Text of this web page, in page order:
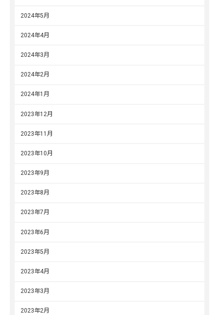
2024年5月
2024年4月
2024年3月
2024年2月
2024年1月
2023年12月
2023年11月
2023年10月
2023年9月
2023年8月
2023年7月
2023年6月
2023年5月
2023年4月
2023年3月
2023年2月